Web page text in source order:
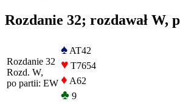
Rozdanie 32; rozdawał W,
Rozdanie 32
Rozd. W,
po partii: EW
♠ AT42
♥ T7654
♦ A62
♣ 9